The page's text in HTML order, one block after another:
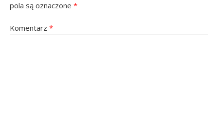
pola są oznaczone *
Komentarz *